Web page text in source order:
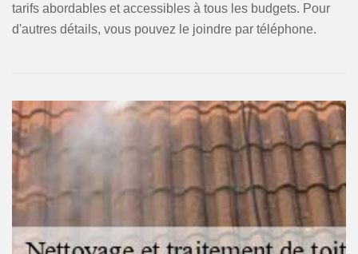
tarifs abordables et accessibles à tous les budgets. Pour
d'autres détails, vous pouvez le joindre par téléphone.